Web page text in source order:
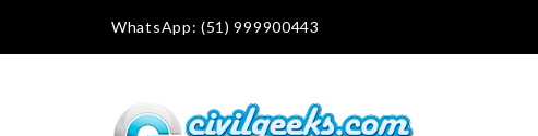
WhatsApp: (51) 999900443